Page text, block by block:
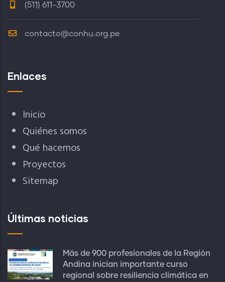
(511) 611-3700
contacto@conhu.org.pe
Enlaces
Inicio
Quiénes somos
Qué hacemos
Proyectos
Sitemap
Últimas noticias
Más de 900 profesionales de la Región
Andina inician importante curso
regional sobre resiliencia climática en